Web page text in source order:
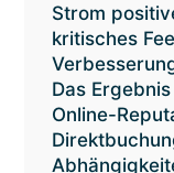
Strom
kritisches
Das
Online-